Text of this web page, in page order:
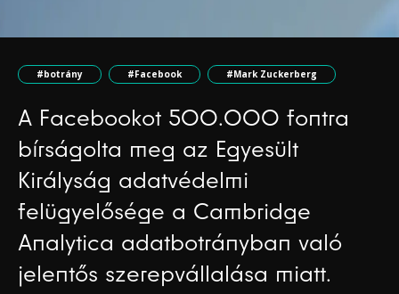
#botrány #Facebook #Mark Zuckerberg
A Facebookot 500.000 fontra
bírságolta meg az Egyesült
Királyság adatvédelmi
felügyelősége a Cambridge
Analytica adatbotrányban való
jelentős szerepvállalása miatt.